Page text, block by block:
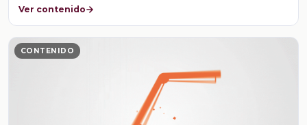
Ver contenido
CONTENIDO